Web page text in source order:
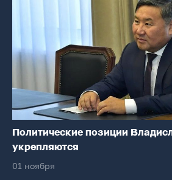
Политические позиции
укрепляются
01 ноября